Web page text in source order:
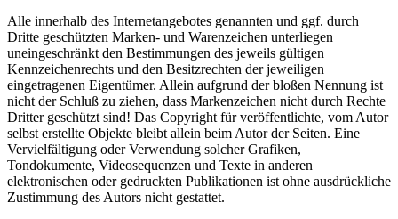
Alle innerhalb des Internetangebotes genannten und ggf. durch
Dritte geschützten Marken- und Warenzeichen unterliegen
uneingeschränkt den Bestimmungen des jeweils gültigen
Kennzeichenrechts und den Besitzrechten der jeweiligen
eingetragenen Eigentümer. Allein aufgrund der bloßen Nennung ist
nicht der Schluß zu ziehen, dass Markenzeichen nicht durch Rechte
Dritter geschützt sind! Das Copyright für veröffentlichte, vom Autor
selbst erstellte Objekte bleibt allein beim Autor der Seiten. Eine
Vervielfältigung oder Verwendung solcher Grafiken,
Tondokumente, Videosequenzen und Texte in anderen
elektronischen oder gedruckten Publikationen ist ohne ausdrückliche
Zustimmung des Autors nicht gestattet.